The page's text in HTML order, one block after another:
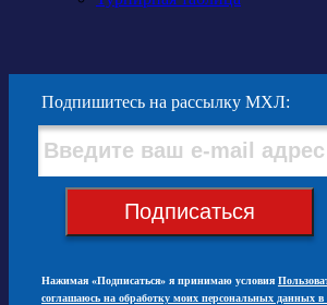
Подпишитесь на рассылку МХЛ:
Подписаться
Нажимая «Подписаться» я принимаю условия
соглашаюсь на обработку моих персональных данных в